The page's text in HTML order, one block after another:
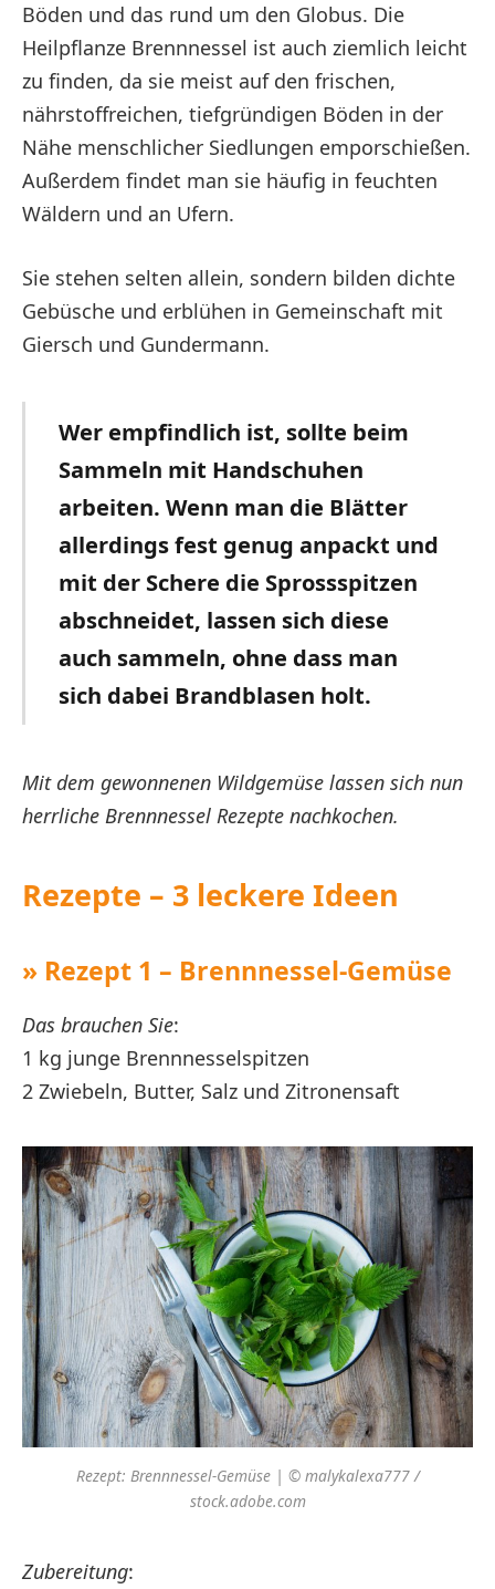
Böden und das rund um den Globus. Die
Heilpflanze Brennnessel ist auch ziemlich leicht
zu finden, da sie meist auf den frischen,
nährstoffreichen, tiefgründigen Böden in der
Nähe menschlicher Siedlungen emporschießen.
Außerdem findet man sie häufig in feuchten
Wäldern und an Ufern.
Sie stehen selten allein, sondern bilden dichte
Gebüsche und erblühen in Gemeinschaft mit
Giersch und Gundermann.
Wer empfindlich ist, sollte beim
Sammeln mit Handschuhen
arbeiten. Wenn man die Blätter
allerdings fest genug anpackt und
mit der Schere die Sprossspitzen
abschneidet, lassen sich diese
auch sammeln, ohne dass man
sich dabei Brandblasen holt.
Mit dem gewonnenen Wildgemüse lassen sich nun
herrliche Brennnessel Rezepte nachkochen.
Rezepte – 3 leckere Ideen
» Rezept 1 – Brennnessel-Gemüse
Das brauchen Sie:
1 kg junge Brennnesselspitzen
2 Zwiebeln, Butter, Salz und Zitronensaft
Rezept: Brennnessel-Gemüse | © malykalexa777 /
stock.adobe.com
Zubereitung: